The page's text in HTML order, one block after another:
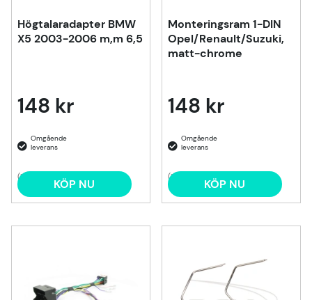
Högtalaradapter BMW
X5 2003-2006 m,m 6,5
148 kr
(1) KÖP NU
Monteringsram 1-DIN
Opel/Renault/Suzuki,
matt-chrome
148 kr
(1) KÖP NU